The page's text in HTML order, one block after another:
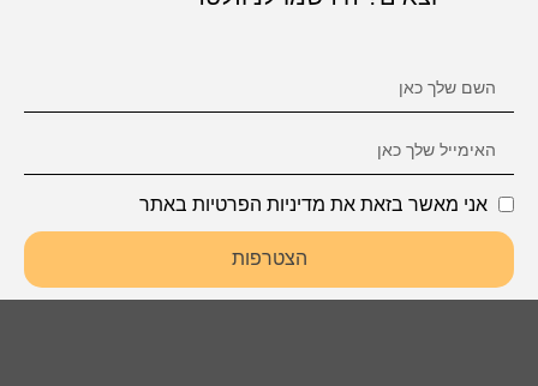
אני מאשר בזאת את מדיניות הפרטיות באתר
הצטרפות